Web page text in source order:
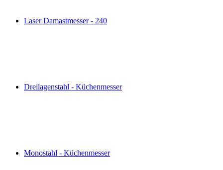
Laser Damastmesser - 240
Dreilagenstahl - Küchenmesser
Monostahl - Küchenmesser